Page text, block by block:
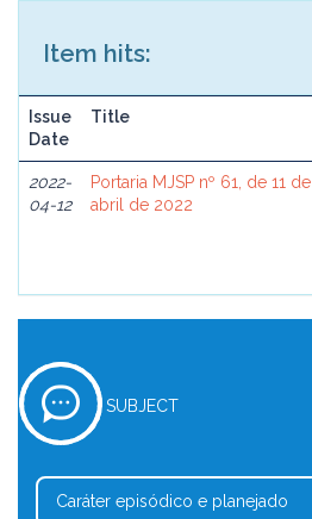
Item hits:
Issue
Date
Title
2022-
04-12
Portaria MJSP nº 61, de 11 de
abril de 2022
SUBJECT
Caráter episódico e planejado